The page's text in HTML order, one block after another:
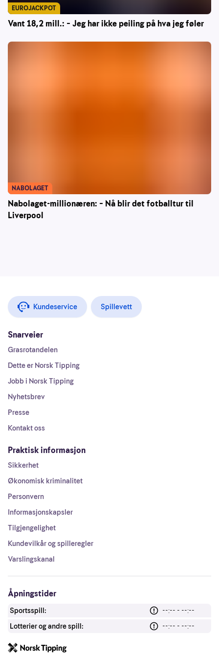
Vant 18,2 mill.: – Jeg har ikke peiling på hva jeg føler
EUROJACKPOT
Nabolaget-millionæren: – Nå blir det fotballtur til
Liverpool
NABOLAGET
Kundeservice Spillevett
Snarveier
Grasrotandelen
Dette er Norsk Tipping
Jobb i Norsk Tipping
Nyhetsbrev
Presse
Kontakt oss
Praktisk informasjon
Sikkerhet
Økonomisk kriminalitet
Personvern
Informasjonskapsler
Tilgjengelighet
Kundevilkår og spilleregler
Varslingskanal
Åpningstider
Sportsspill:
--:-- - --:--
Lotterier og andre spill:
--:-- - --:--